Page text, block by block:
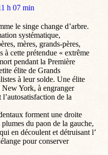
h 07 min
le singe change d’arbre.
systématique,
mères, grands-pères,
à cette prétendue « extrême
pendant la Première
élite de Grands
à leur solde. Une élite
New York, à engranger
de la
forment une droite
du paon de la gauche,
en découlent et détruisant l’
pour conserver